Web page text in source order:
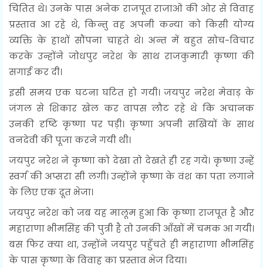
चिंतित थे। उनके पास अनेक राजपूत राजाओं की ओर से विवाह
प्रस्ताव आ रहे थे, किन्तु वह अपनी कन्या को किसी योग्य
व्यक्ति के हाथों सौंपना चाहते थे। अन्त में बहुत सोच-विचार
करके उन्होंने जोधपुर नरेश के साथ राजकुमारी कृष्णा की
सगाई कर दी।
इसी समय एक घटना घटित हो गयी। जयपुर नरेश मेवाड़ के
जंगल से शिकार खेल कर वापस लौट रहे थे कि अचानक
उनकी दृष्टि कृष्णा पर पड़ी। कृष्णा अपनी सखियों के साथ
वनदेवी की पूजा करने गयी थी।
जयपुर नरेश ने कृष्णा को देखा तो देखते ही रह गये। कृष्णा उन्हें
स्वर्ग की अप्सरा सी लगी। उन्होंने कृष्णा के वंश का पता लगाने
के लिए एक दूत भेजा।
जयपुर नरेश को जब यह मालूम हुआ कि कृष्णा राजपूत है और
महाराणा भीमसिंह की पुत्री है तो उनकी आँखों में चमक आ गयी।
बस फिर क्या था, उन्होंने जयपुर पहुँचते ही महाराणा भीमसिंह
के पास कृष्णा के विवाह का प्रस्ताव भेज दिया।